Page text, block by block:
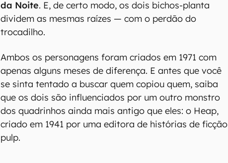
da Noite. E, de certo modo, os dois bichos-planta
dividem as mesmas raízes — com o perdão do
trocadilho.
Ambos os personagens foram criados em 1971 com
apenas alguns meses de diferença. E antes que você
se sinta tentado a buscar quem copiou quem, saiba
que os dois são influenciados por um outro monstro
dos quadrinhos ainda mais antigo que eles: o Heap,
criado em 1941 por uma editora de histórias de ficção
pulp.